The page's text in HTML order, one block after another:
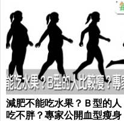
減肥不能吃水果？Ｂ型的人
吃不胖？專家公開血型瘦身